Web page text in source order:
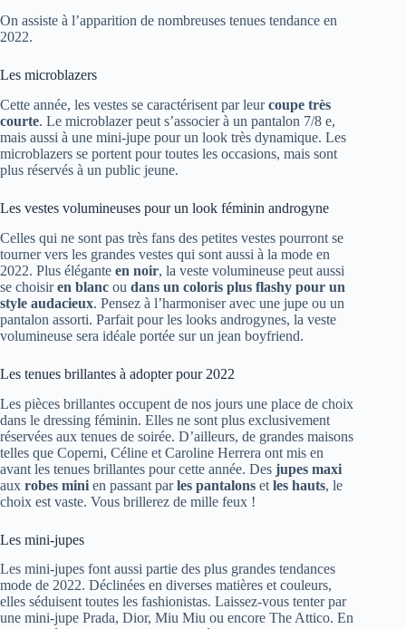
On assiste à l’apparition de nombreuses tenues tendance en
2022.
Les microblazers
Cette année, les vestes se caractérisent par leurcoupe très
courte. Le microblazer peut s’associer à un pantalon 7/8 e,
mais aussi à une mini-jupe pour un look très dynamique. Les
microblazers se portent pour toutes les occasions, mais sont
plus réservés à un public jeune.
Les vestes volumineuses pour un look féminin androgyne
Celles qui ne sont pas très fans des petites vestes pourront se
tourner vers les grandes vestes qui sont aussi à la mode en
2022. Plus élégante en noir, la veste volumineuse peut aussi
se choisiren blanc ou dans un coloris plus flashy pour un
style audacieux. Pensez à l’harmoniser avec une jupe ou un
pantalon assorti. Parfait pour les looks androgynes, la veste
volumineuse sera idéale portée sur un jean boyfriend.
Les tenues brillantes à adopter pour 2022
Les pièces brillantes occupent de nos jours une place de choix
dans le dressing féminin. Elles ne sont plus exclusivement
réservées aux tenues de soirée. D’ailleurs, de grandes maisons
telles que Coperni, Céline et Caroline Herrera ont mis en
avant les tenues brillantes pour cette année. Des jupes maxi
aux robes mini en passant parles pantalons et les hauts, le
choix est vaste. Vous brillerez de mille feux !
Les mini-jupes
Les mini-jupes font aussi partie des plus grandes tendances
mode de 2022. Déclinées en diverses matières et couleurs,
elles séduisent toutes les fashionistas. Laissez-vous tenter par
une mini-jupe Prada, Dior, Miu Miu ou encore The Attico. En